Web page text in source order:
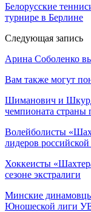
Белорусские
турнире в Берлине
Следующая запись
Арина Соболенко
Вам также могут
Шиманович и
чемпионата страны
Волейболисты
лидеров
Хоккеисты
сезоне экстралиги
Минские
Юношеской лиги